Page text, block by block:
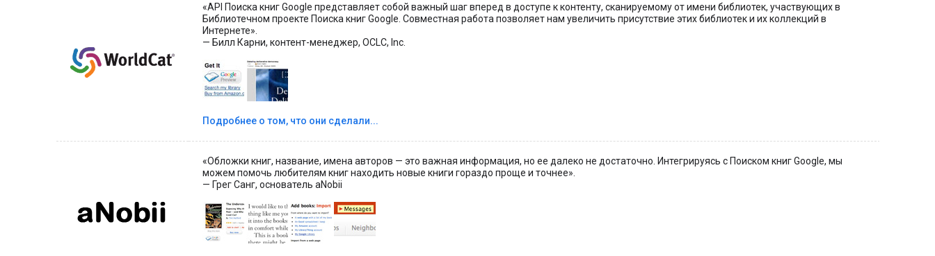
«API Поиска книг Google представляет собой важный шаг вперед в доступе к контенту, сканируемому от имени библиотек, участвующих в
Библиотечном проекте Поиска книг Google. Совместная работа позволяет нам увеличить присутствие этих библиотек и их коллекций в
Интернете».
— Билл Карни, контент-менеджер, OCLC, Inc.
Подробнее о том, что они сделали...
«Обложки книг, название, имена авторов — это важная информация, но ее далеко не достаточно. Интегрируясь с Поиском книг Google, мы
можем помочь любителям книг находить новые книги гораздо проще и точнее».
— Грег Санг, основатель aNobii